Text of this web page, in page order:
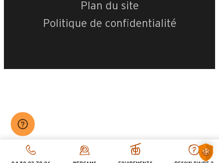
Plan du site
Politique de confidentialité